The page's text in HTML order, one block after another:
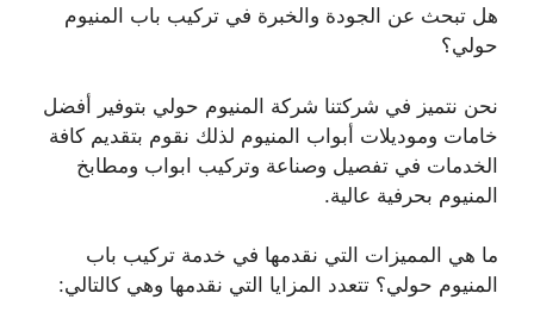
هل تبحث عن الجودة والخبرة في تركيب باب المنيوم
حولي؟
نحن نتميز في شركتنا شركة المنيوم حولي بتوفير أفضل
خامات وموديلات أبواب المنيوم لذلك نقوم بتقديم كافة
الخدمات في تفصيل وصناعة وتركيب ابواب ومطابخ
المنيوم بحرفية عالية.
ما هي المميزات التي نقدمها في خدمة تركيب باب
المنيوم حولي؟ تتعدد المزايا التي نقدمها وهي كالتالي: